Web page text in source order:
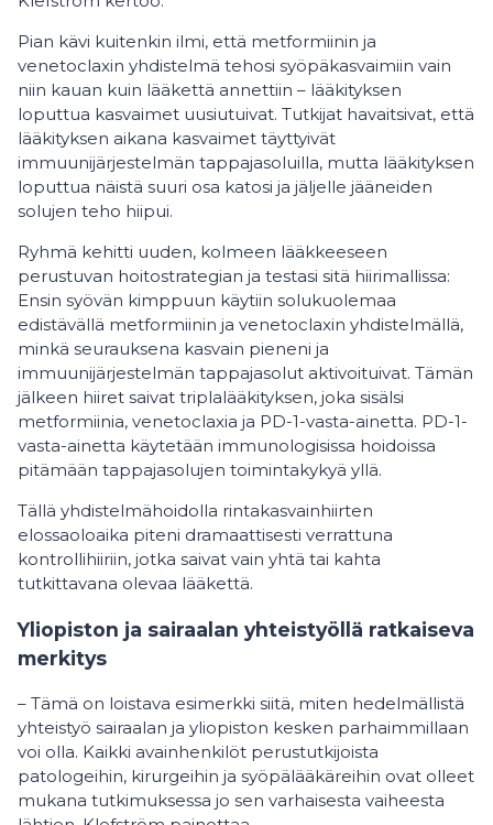
Pian kävi kuitenkin ilmi, että metformiinin ja
venetoclaxin yhdistelmä tehosi syöpäkasvaimiin vain
niin kauan kuin lääkettä annettiin – lääkityksen
loputtua kasvaimet uusiutuivat. Tutkijat havaitsivat, että
lääkityksen aikana kasvaimet täyttyivät
immuunijärjestelmän tappajasoluilla, mutta lääkityksen
loputtua näistä suuri osa katosi ja jäljelle jääneiden
solujen teho hiipui.
Ryhmä kehitti uuden, kolmeen lääkkeeseen
perustuvan hoitostrategian ja testasi sitä hiirimallissa:
Ensin syövän kimppuun käytiin solukuolemaa
edistävällä metformiinin ja venetoclaxin yhdistelmällä,
minkä seurauksena kasvain pieneni ja
immuunijärjestelmän tappajasolut aktivoituivat. Tämän
jälkeen hiiret saivat triplalääkityksen, joka sisälsi
metformiinia, venetoclaxia ja PD-1-vasta-ainetta. PD-1-
vasta-ainetta käytetään immunologisissa hoidoissa
pitämään tappajasolujen toimintakykyä yllä.
Tällä yhdistelmähoidolla rintakasvainhiirten
elossaoloaika piteni dramaattisesti verrattuna
kontrollihiiriin, jotka saivat vain yhtä tai kahta
tutkittavana olevaa lääkettä.
Yliopiston ja sairaalan yhteistyöllä ratkaiseva
merkitys
– Tämä on loistava esimerkki siitä, miten hedelmällistä
yhteistyö sairaalan ja yliopiston kesken parhaimmillaan
voi olla. Kaikki avainhenkilöt perustutkijoista
patologeihin, kirurgeihin ja syöpälääkäreihin ovat olleet
mukana tutkimuksessa jo sen varhaisesta vaiheesta